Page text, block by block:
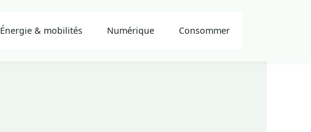
Énergie & mobilités Numérique Consommer